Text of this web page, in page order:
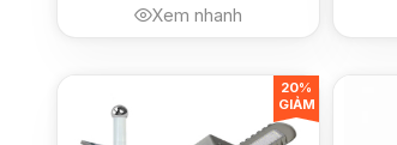
Xem nhanh
20%
GIẢM